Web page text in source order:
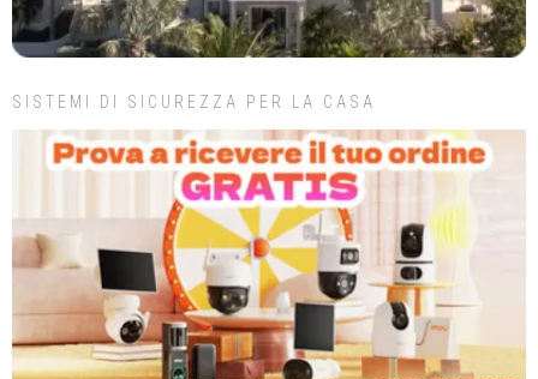
SISTEMI DI SICUREZZA PER LA CASA